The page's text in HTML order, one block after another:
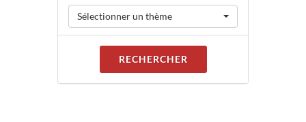
Sélectionner un thème
RECHERCHER